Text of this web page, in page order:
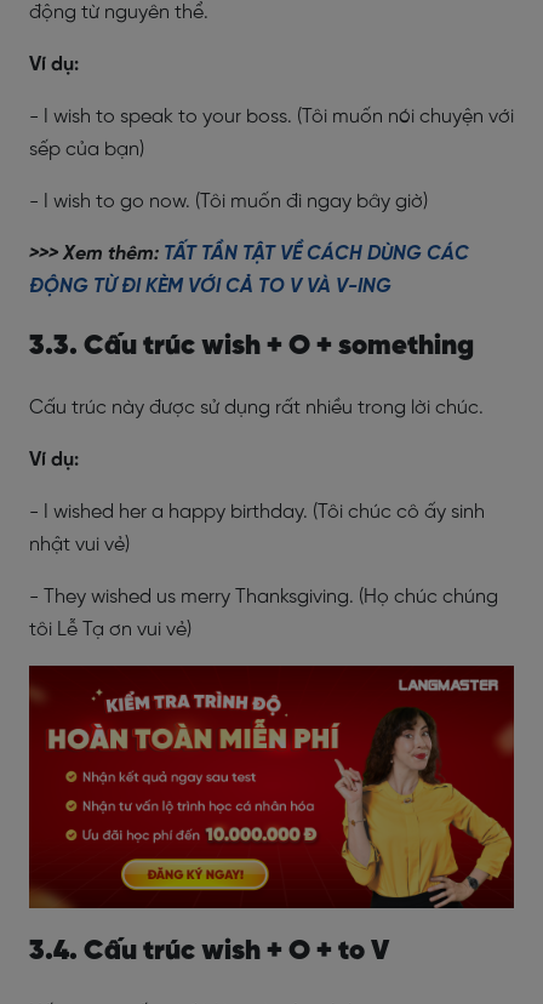
động từ nguyên thể.
Ví dụ:
- I wish to speak to your boss. (Tôi muốn nói chuyện với
sếp của bạn)
- I wish to go now. (Tôi muốn đi ngay bây giờ)
>>> Xem thêm: TẤT TẦN TẬT VỀ CÁCH DÙNG CÁC
ĐỘNG TỪ ĐI KÈM VỚI CẢ TO V VÀ V-ING
3.3. Cấu trúc wish + O + something
Cấu trúc này được sử dụng rất nhiều trong lời chúc.
Ví dụ:
- I wished her a happy birthday. (Tôi chúc cô ấy sinh
nhật vui vẻ)
- They wished us merry Thanksgiving. (Họ chúc chúng
tôi Lễ Tạ ơn vui vẻ)
3.4. Cấu trúc wish + O + to V